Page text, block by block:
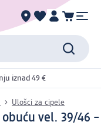
iznad 49 €
Ulošci za cipele
vel. 39/46 –